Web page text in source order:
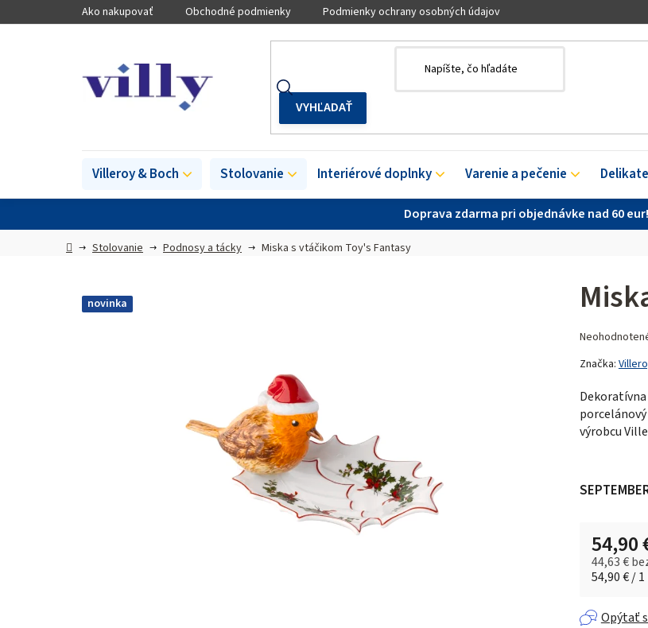
na
Doprava zdarma pri objednávke nad 60 eur!
Ako nakupovať Obchodné podmienky Podmienky ochrany osobných údajov
Villeroy & Boch Stolovanie Interiérové doplnky Varenie a pečenie
DomovStolovanie Podnosy a tácky Miska s vtáčikom Toy's Fantasy
hodnotenie
produktu
0,0
z 5
hviezdičiek.
Značka:
výrobcu
54,90
44,63 €
54,90 € / 1
Opýtať
novinka